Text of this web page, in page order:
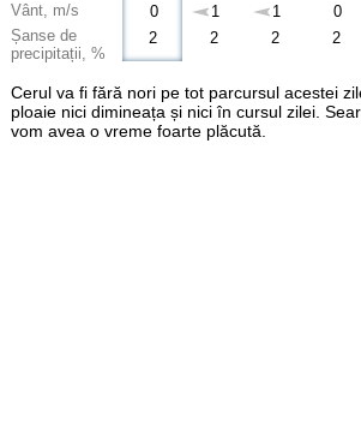
Vânt, m/s
Șanse de
precipitații, %
0
2
1
2
1
2
0
2
Cerul va fi fără nori pe tot parcursul acestei
ploaie nici dimineața și nici în cursul zilei.
vom avea o vreme foarte plăcută.